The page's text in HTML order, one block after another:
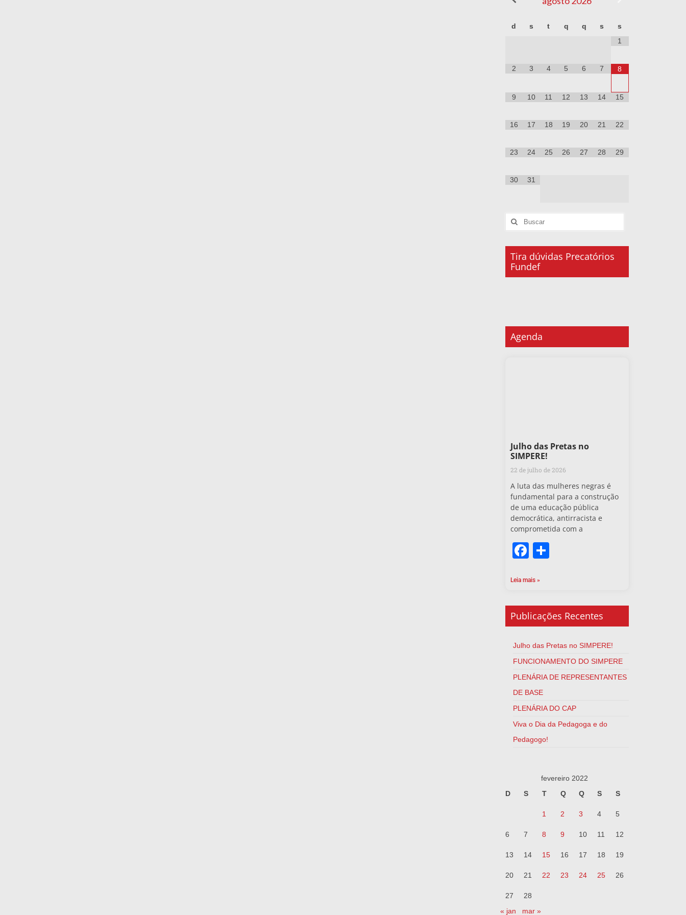
d s t q q s
s
1
2 3 4 5 6 7 8
9 10 11 12 13 14 15
16 17 18 19 20 21 22
23 24 25 26 27 28 29
30 31
Tira dúvidas Precatórios
Fundef
Agenda
Julho das Pretas no
SIMPERE!
22 de julho de 2026
A luta das mulheres negras é
fundamental para a construção
de uma educação pública
democrática, antirracista e
comprometida com a
Facebook
Leia mais »
Publicações Recentes
Julho das Pretas no SIMPERE!
FUNCIONAMENTO DO SIMPERE
PLENÁRIA DE REPRESENTANTES
DE BASE
PLENÁRIA DO CAP
Viva o Dia da Pedagoga e do
Pedagogo!
fevereiro 2022
D
S T Q Q S S
1 2 3 4 5
6 7 8 9 10 11 12
13 14 15 16 17 18 19
20 21 22 23 24 25 26
27
28
« jan
mar »